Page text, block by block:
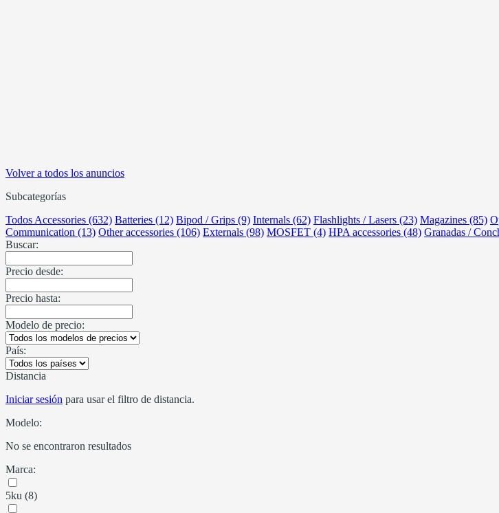
Volver a todos los anuncios
Subcategorías
Todos Accessories (632) Batteries (12) Bipod / Grips (9) Internals (62) Flashlights / Lasers (23) Magazines (85)
Communication (13) Other accessories (106) Externals (98) MOSFET (4) HPA accessories (48) Granadas /
Buscar:
Precio desde:
Precio hasta:
Modelo de precio:
País:
Distancia
Iniciar sesión para usar el filtro de distancia.
Modelo:
No se encontraron resultados
Marca:
5ku (8)